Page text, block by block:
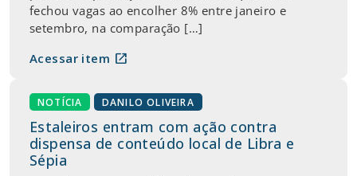
fechou vagas ao encolher 8% entre janeiro e
setembro, na comparação […]
Acessar item open_in_new
NOTÍCIA DANILO OLIVEIRA
Estaleiros entram com ação contra
dispensa de conteúdo local de Libra e
Sépia